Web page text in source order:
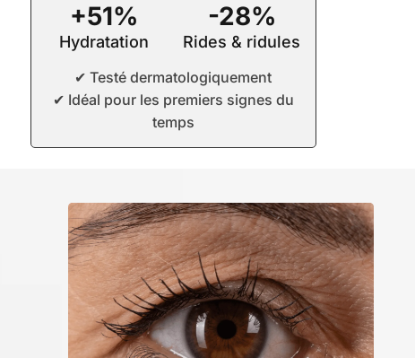
+51%
Hydratation
-28%
Rides & ridules
✔ Testé dermatologiquement
✔ Idéal pour les premiers signes du
temps